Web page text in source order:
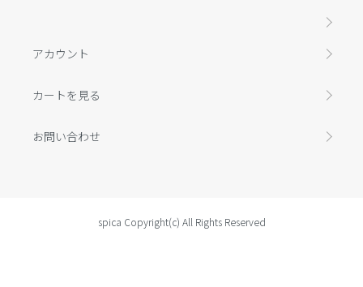
アカウント
カートを見る
お問い合わせ
spica Copyright(c) All Rights Reserved